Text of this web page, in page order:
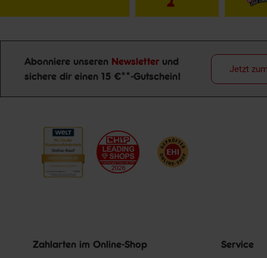
Newsletter Anmeldung
Abonniere unseren Newsletter und
sichere dir einen 15 €**-Gutschein!
Jetzt
Zahlarten im Online-Shop Service